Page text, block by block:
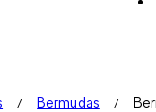
Bermudas